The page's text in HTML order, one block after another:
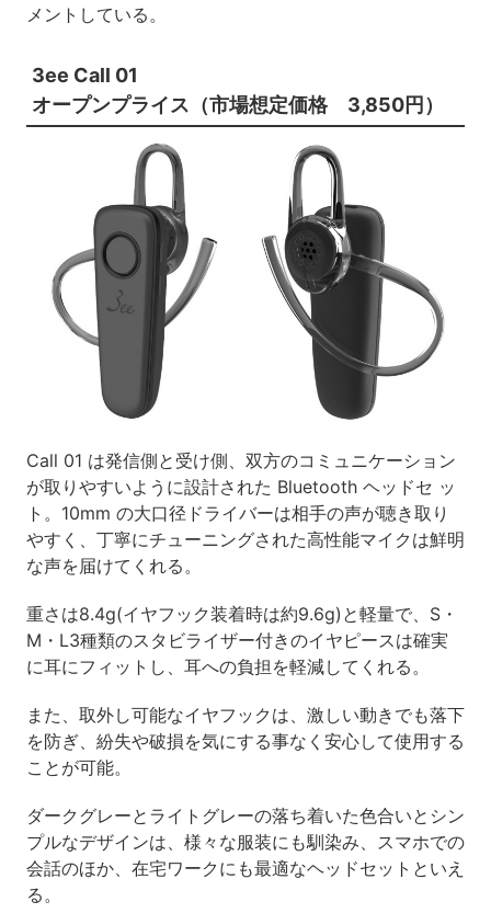
メントしている。
3ee Call 01
オープンプライス（市場想定価格 3,850円）
Call 01 は発信側と受け側、双方のコミュニケーション
が取りやすいように設計された Bluetooth ヘッドセ ッ
ト。10mm の大口径ドライバーは相手の声が聴き取り
やすく、丁寧にチューニングされた高性能マイクは鮮明
な声を届けてくれる。
重さは8.4g(イヤフック装着時は約9.6g)と軽量で、S・
M・L3種類のスタビライザー付きのイヤピースは確実
に耳にフィットし、耳への負担を軽減してくれる。
また、取外し可能なイヤフックは、激しい動きでも落下
を防ぎ、紛失や破損を気にする事なく安心して使用する
ことが可能。
ダークグレーとライトグレーの落ち着いた色合いとシン
プルなデザインは、様々な服装にも馴染み、スマホでの
会話のほか、在宅ワークにも最適なヘッドセットといえ
る。